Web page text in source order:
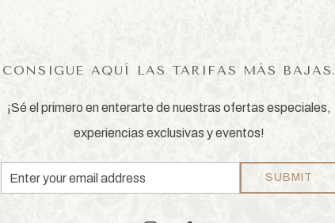
CONSIGUE AQUÍ LAS TARIFAS MÁS BAJAS.
¡Sé el primero en enterarte de nuestras ofertas especiales,
experiencias exclusivas y eventos!
Email
Address
SUBMIT